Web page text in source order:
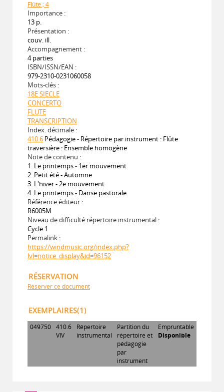
Flûte ; 4
Importance :
13 p.
Présentation :
couv. ill.
Accompagnement :
4 parties
ISBN/ISSN/EAN :
979-2310-0231060058
Mots-clés :
18E SIECLE
CONCERTO
FLUTE
TRANSCRIPTION
Index. décimale :
410.6 Pédagogie - Répertoire par instrument : Flûte
traversière : Ensemble homogène
Note de contenu :
1. Le printemps - 1er mouvement
2. Petit été - Automne
3. L'hiver - 2e mouvement
4. Le printemps - Danse pastorale
Référence éditeur :
R6005M
Niveau de difficulté répertoire instrumental :
Cycle 1
Permalink :
https://windmusic.org/index.php?
lvl=notice_display&id=96152
RÉSERVATION
Réserver ce document
EXEMPLAIRES(1)
049750 410.6
VIV
Répertoire
instrumental
Partition du
répertoire et
pédagogie
par
instrument
Empruntable
Disponible